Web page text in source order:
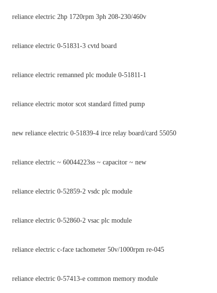
reliance electric 2hp 1720rpm 3ph 208-230/460v
reliance electric 0-51831-3 cvtd board
reliance electric remanned plc module 0-51811-1
reliance electric motor scot standard fitted pump
new reliance electric 0-51839-4 irce relay board/card 55050
reliance electric ~ 60044223ss ~ capacitor ~ new
reliance electric 0-52859-2 vsdc plc module
reliance electric 0-52860-2 vsac plc module
reliance electric c-face tachometer 50v/1000rpm re-045
reliance electric 0-57413-e common memory module